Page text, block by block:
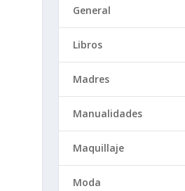
General
Libros
Madres
Manualidades
Maquillaje
Moda